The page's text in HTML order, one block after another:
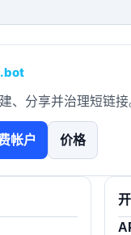
、分享并治理短链接
帐户 价格